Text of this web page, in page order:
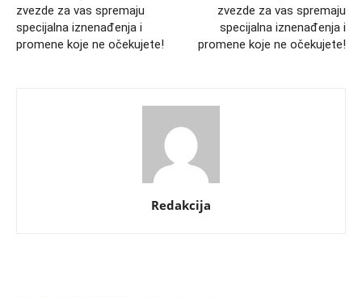
zvezde za vas spremaju
specijalna iznenađenja i
promene koje ne očekujete!
zvezde za vas spremaju
specijalna iznenađenja i
promene koje ne očekujete!
Redakcija